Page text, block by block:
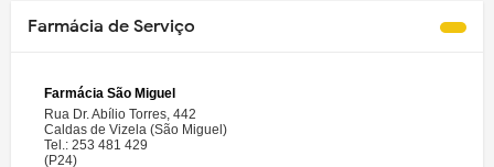
Farmácia de Serviço